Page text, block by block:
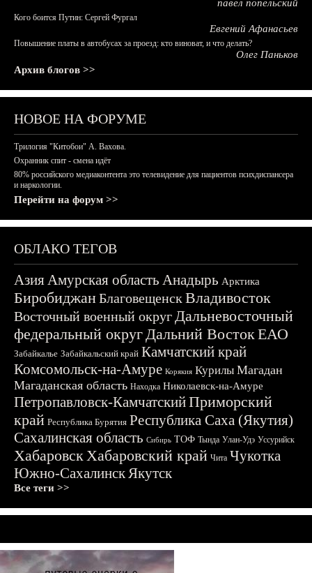
павел попельский
Кого боится Путин: Сергей Фургал
Евгений Афанасьев
Повышение платы в автобусах за проезд: кто виноват, и что делать?
Олег Паньков
Архив блогов >>
НОВОЕ НА ФОРУМЕ
Трилогия "Китобои" А. Вахова.
Охранник спит - смена идёт
80% российского медиаконтента это телевидение для пациентов психдиспансера
и наркологии.
Перейти на форум >>
ОБЛАКО ТЕГОВ
АзияАмурская область Анадырь Арктика
БиробиджанБлаговещенскВладивосток
Восточный военный округДальневосточный
федеральный округДальний ВостокЕАО
Забайкалье Забайкальский край Камчатский край
Комсомольск-на-Амуре Корякия Курилы Магадан
Магаданская область Находка Николаевск-на-Амуре
Петропавловск-КамчатскийПриморский
край Республика Бурятия Республика Саха (Якутия)
Сахалинская область Сибирь ТОФ Тында Улан-Удэ Уссурийск
ХабаровскХабаровский край Чита Чукотка
Южно-СахалинскЯкутск
Все теги >>